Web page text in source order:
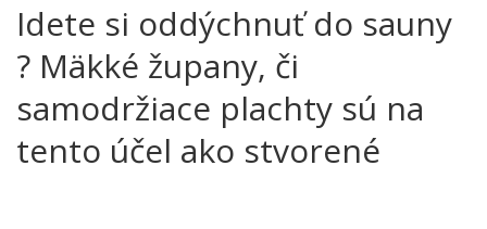
Idete si oddýchnuť do sauny
? Mäkké župany, či
samodržiace plachty sú na
tento účel ako stvorené